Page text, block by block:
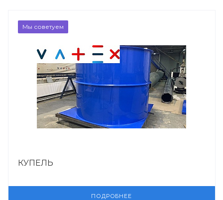
Мы советуем
КУПЕЛЬ
ПОДРОБНЕЕ